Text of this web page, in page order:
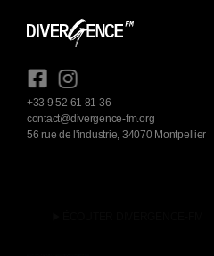
+33 9 52 61 81 36
contact@divergence-fm.org
56 rue de l'industrie, 34070 Montpellier